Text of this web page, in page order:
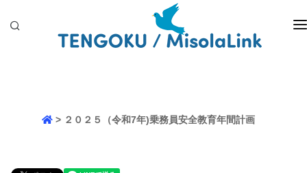
予約・お見積り
> ２０２５（令和7年)乗務員安全教育年間計画